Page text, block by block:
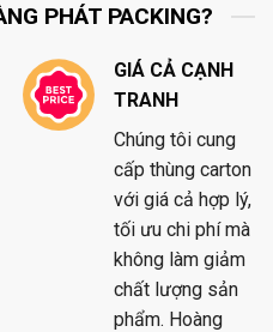
PHÁT PACKING?
GIÁ CẢ CẠNH
TRANH
Chúng tôi cung
cấp thùng carton
với giá cả hợp lý,
tối ưu chi phí mà
không làm giảm
chất lượng sản
phẩm. Hoàng